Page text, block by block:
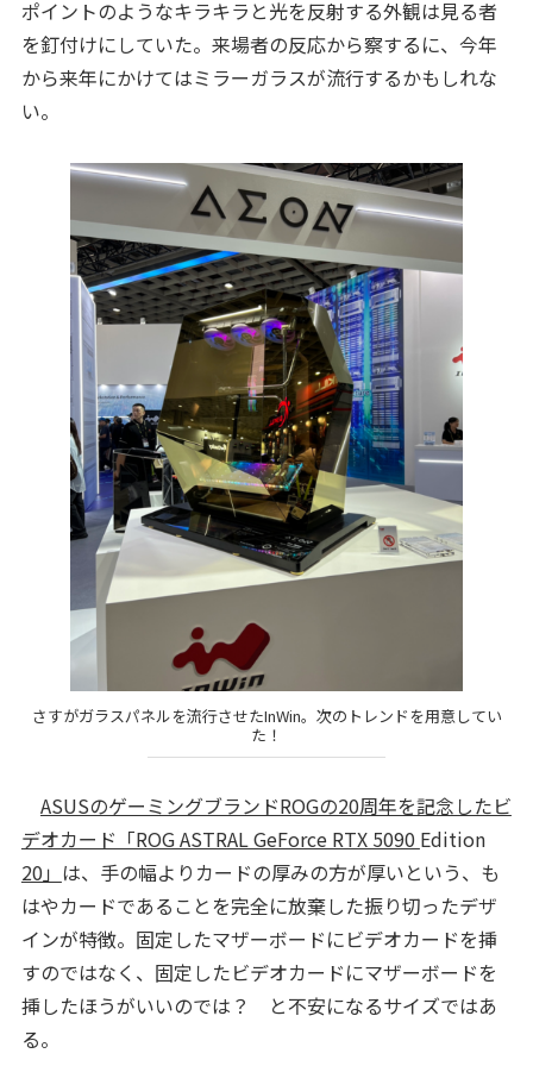
ポイントのようなキラキラと光を反射する外観は見る者
を釘付けにしていた。来場者の反応から察するに、今年
から来年にかけてはミラーガラスが流行するかもしれな
い。
さすがガラスパネルを流行させたInWin。次のトレンドを用意してい
た！
ASUSのゲーミングブランドROGの20周年を記念したビ
デオカード「ROG ASTRAL GeForce RTX 5090 Edition
20」 は、手の幅よりカードの厚みの方が厚いという、も
はやカードであることを完全に放棄した振り切ったデザ
インが特徴。固定したマザーボードにビデオカードを挿
すのではなく、固定したビデオカードにマザーボードを
挿したほうがいいのでは？ と不安になるサイズではあ
る。